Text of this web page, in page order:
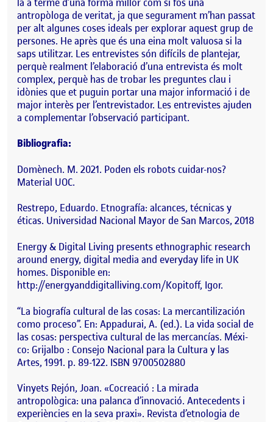
antropòloga de veritat, ja que segurament m’han passat
per alt algunes coses ideals per explorar aquest grup de
persones. He après que és una eina molt valuosa si la
saps utilitzar. Les entrevistes són difícils de plantejar,
perquè realment l’elaboració d’una entrevista és molt
complex, perquè has de trobar les preguntes clau i
idònies que et puguin portar una major informació i de
major interès per l’entrevistador. Les entrevistes ajuden
a complementar l’observació participant.
Bibliografia:
Domènech. M. 2021. Poden els robots cuidar-nos?
Material UOC.
Restrepo, Eduardo. Etnografía: alcances, técnicas y
éticas. Universidad Nacional Mayor de San Marcos, 2018
Energy & Digital Living presents ethnographic research
around energy, digital media and everyday life in UK
homes. Disponible en:
http://energyanddigitalliving.com/Kopitoff, Igor.
“La biografía cultural de las cosas: La mercantilización
como proceso”. En: Appadurai, A. (ed.). La vida social de
las cosas: perspectiva cultural de las mercancías. Méxi-
co: Grijalbo : Consejo Nacional para la Cultura y las
Artes, 1991. p. 89-122. ISBN 9700502880
Vinyets Rejón, Joan. «Cocreació : La mirada
antropològica: una palanca d’innovació. Antecedents i
experiències en la seva praxi». Revista d’etnologia de